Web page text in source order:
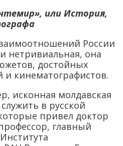
или История,
России
нетривиальная, она
достойных
и кинематографистов.
исконная молдавская
в русской
привел доктор
главный